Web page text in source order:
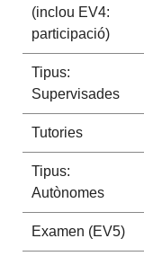
(inclou EV4:
participació)
Tipus:
Supervisades
Tutories
Tipus:
Autònomes
Examen (EV5)